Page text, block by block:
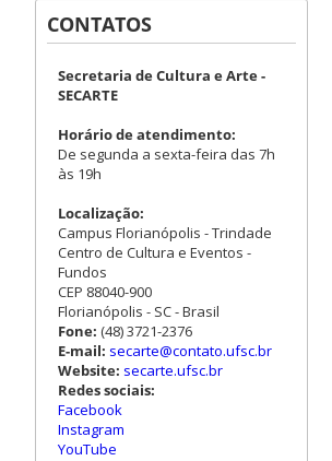
CONTATOS
Secretaria de Cultura e Arte -
SECARTE
Horário de atendimento:
De segunda a sexta-feira das 7h
às 19h
Localização:
Campus Florianópolis - Trindade
Centro de Cultura e Eventos -
Fundos
CEP 88040-900
Florianópolis - SC - Brasil
Fone: (48) 3721-2376
E-mail: secarte@contato.ufsc.br
Website: secarte.ufsc.br
Redes sociais:
Facebook
Instagram
YouTube